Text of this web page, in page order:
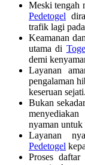
Meski tengah
Pedetogel
trafik lagi
Keamanan
utama di
demi
Layanan
pengalaman
keseruan sejati.
Bukan
nyaman untuk
Layanan
Pedetogel
Proses